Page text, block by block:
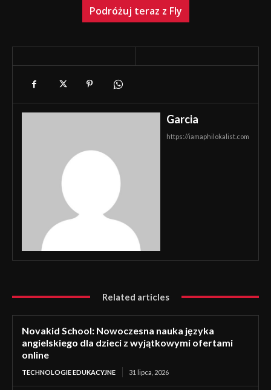
Podróżuj teraz z Fly
Garcia
https://iamaphilokalist.com
Related articles
Novakid School: Nowoczesna nauka języka
angielskiego dla dzieci z wyjątkowymi ofertami
online
TECHNOLOGIE EDUKACYJNE 31 lipca, 2026